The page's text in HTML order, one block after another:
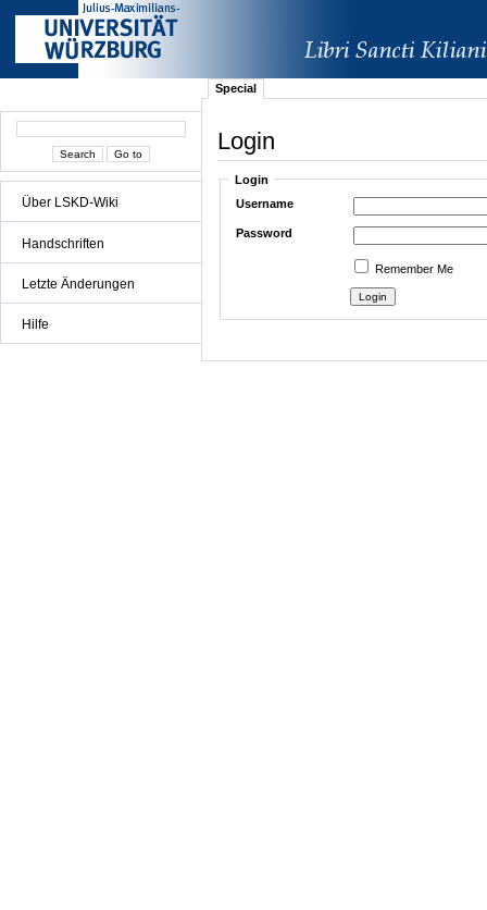
Über LSKD-Wiki
Handschriften
Letzte Änderungen
Hilfe
Special
Login
Login
Username
Password
Remember Me